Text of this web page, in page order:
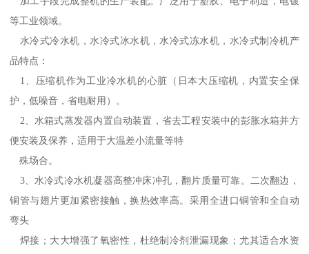
等工业领域。
水冷式冷水机，水冷式冰水机，水冷式冻水机，水冷式制冷机产
品特点：
1、压缩机作为工业冷水机的心脏（日本大压缩机，内置安全保
护，低噪音，省电耐用）。
2、水箱式蒸发器内置自动装置，省去工程安装中的彭胀水箱并方
便安装及保养，适用于大温差小流量等特
殊场合。
3、水冷式冷水机凝器高整冲床冲孔，翻片质量可靠。二次翻边，
铜管与翅片更加紧密接触，换热效率高。采用全进口铜管和全自动
弯头
焊接；大大增强了氧密性，杜绝制冷剂泄漏现象；尤其适合水资